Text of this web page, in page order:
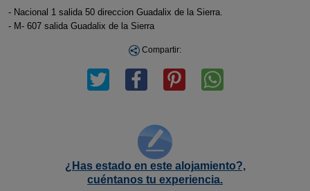
- Nacional 1 salida 50 direccion Guadalix de la Sierra.
- M- 607 salida Guadalix de la Sierra
Compartir:
¿Has estado en este alojamiento?,
cuéntanos tu experiencia.